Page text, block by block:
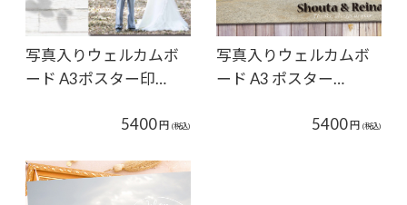
写真入りウェルカムボ
ード A3ポスター印…
5400 円 (税込)
写真入りウェルカムボ
ード A3 ポスター…
5400 円 (税込)